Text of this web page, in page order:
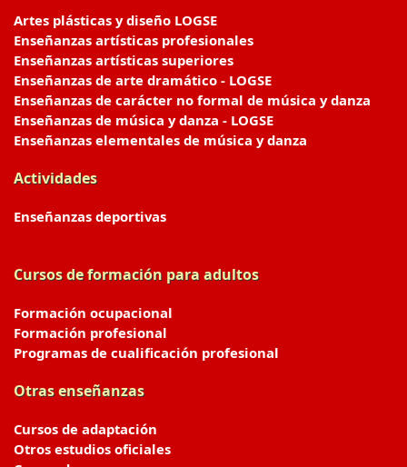
Artes plásticas y diseño LOGSE
Enseñanzas artísticas profesionales
Enseñanzas artísticas superiores
Enseñanzas de arte dramático - LOGSE
Enseñanzas de carácter no formal de música y danza
Enseñanzas de música y danza - LOGSE
Enseñanzas elementales de música y danza
Actividades
Enseñanzas deportivas
Cursos de formación para adultos
Formación ocupacional
Formación profesional
Programas de cualificación profesional
Otras enseñanzas
Cursos de adaptación
Otros estudios oficiales